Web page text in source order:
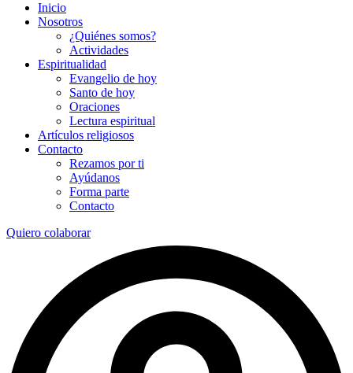
Inicio
Nosotros
¿Quiénes somos?
Actividades
Espiritualidad
Evangelio de hoy
Santo de hoy
Oraciones
Lectura espiritual
Artículos religiosos
Contacto
Rezamos por ti
Ayúdanos
Forma parte
Contacto
Quiero colaborar